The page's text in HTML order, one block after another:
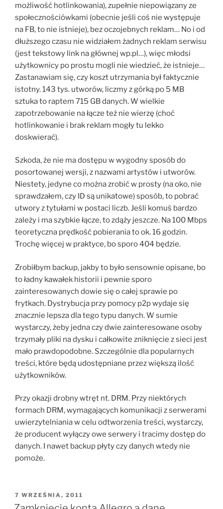
możliwość hotlinkowania), zupełnie niepowiązany ze
społecznościówkami (obecnie jeśli coś nie występuje
na FB, to nie istnieje), bez oczojebnych reklam… No i od
dłuższego czasu nie widziałem żadnych reklam serwisu
(jest tekstowy link na głównej wp.pl…), więc młodsi
użytkownicy po prostu mogli nie wiedzieć, że istnieje…
Zastanawiam się, czy koszt utrzymania był faktycznie
istotny. 143 tys. utworów, liczmy z górką po 5 MB
sztuka to raptem 715 GB danych. W wielkie
zapotrzebowanie na łącze też nie wierzę (choć
hotlinkowanie i brak reklam mogły tu lekko
doskwierać).
Szkoda, że nie ma dostępu w wygodny sposób do
posortowanej wersji, z nazwami artystów i utworów.
Niestety, jedyne co można zrobić w prosty (na oko, nie
sprawdzałem, czy ID są unikatowe) sposób, to pobrać
utwory z tytułami w postaci liczb. Jeśli komuś bardzo
zależy i ma szybkie łącze, to zdąży jeszcze. Na 100 Mbps
teoretyczna prędkość pobierania to ok. 16 godzin.
Trochę więcej w praktyce, bo sporo 404 będzie.
Zrobiłbym backup, jakby to było sensownie opisane, bo
to ładny kawałek historii i pewnie sporo
zainteresowanych dowie się o całej sprawie po
frytkach. Dystrybucja przy pomocy p2p wydaje się
znacznie lepsza dla tego typu danych. W sumie
wystarczy, żeby jedna czy dwie zainteresowane osoby
trzymały pliki na dysku i całkowite zniknięcie z sieci jest
mało prawdopodobne. Szczególnie dla popularnych
treści, które będą udostępniane przez większą ilość
użytkowników.
Przy okazji drobny wtręt nt. DRM. Przy niektórych
formach DRM, wymagających komunikacji z serwerami
uwierzytelniania w celu odtworzenia treści, wystarczy,
że producent wyłączy owe serwery i tracimy dostęp do
danych. I nawet backup płyty czy danych wtedy nie
pomoże.
OPUBLIKOWANE
W
7 WRZEŚNIA, 2011